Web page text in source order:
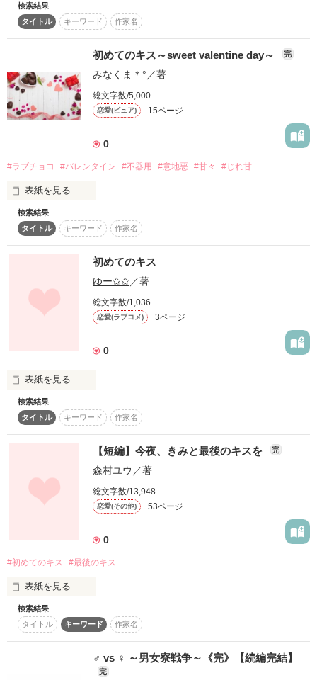
2012.11.25　完結
作品を読む
作品を読む
＼　梅村美優、人生の大ピンチ！！！　／
大大好きな彼氏から「目、閉じて？」って言われました。
シチュエーション：満点。
彼の顔の良さ：プライスレス。
――ただひとつの問題は、私の口内が【カレーパン】なこと。
ねぇ、誰か教えて。初キスの思い出が「スパイスたっぷり辛
口」って女子高生としてどうなの――！？
夢見がちなヒロインの、必死すぎるファーストキス回避（？）
脳内爆走コメディ！
✿❀✿❀✿❀✿❀✿
検索結果
タイトル
キーワード 作家名
初めてのキス～sweet valentine day～ 完
みなくま＊°／著
総文字数/5,000
恋愛(ピュア) 15ページ
0
#ラブチョコ #バレンタイン #不器用 #意地悪 #甘々 #じれ甘
表紙を見る
✼••┈┈••✼••┈┈••✼••┈┈••✼••┈┈••✼
私だけに意地悪な彼
けれど、そんなあなたに恋をしました。
私の気持ち、受け取ってくれますか？
*⑅︎୨୧┈︎┈︎┈︎┈︎┈︎┈︎┈┈︎┈︎┈︎┈︎┈︎୨୧⑅︎*
好きなのに素直になれない女の子
山口 楓 (やまぐち かえで)
意地悪で素直になれない男の子
相原 涼 (あいはら りょう)
*⑅︎୨୧┈︎┈︎┈︎┈︎┈︎┈︎┈┈︎┈︎┈︎┈︎┈︎୨୧⑅︎*
「浮かれた顔して歩いてるとこけるぞ」
「あ、あんたこそ！」
検索結果
タイトル
キーワード 作家名
初めてのキス
ゆー✩ ✩／著
総文字数/1,036
恋愛(ラブコメ) 3ページ
0
表紙を見る
              みなさんこんにちは‼︎
みなさんは自分のファーストキスを覚えていますか？
ファーストキスってなかなか忘れられなくてやっぱり大好きな
人としたいですよね♩
キスをされる瞬間やドキドキなどが
きっとこの小説で味わえると思います♡♡
検索結果
タイトル
キーワード 作家名
【短編】今夜、きみと最後のキスを 完
森村ユウ ／著
総文字数/13,948
恋愛(その他) 53ページ
0
#初めてのキス #最後のキス
表紙を見る
ﾟ･*:.｡..｡.:*･゜ﾟ･*:.｡. .｡.:*･ﾟ
月のように　星のように
検索結果
タイトル
キーワード 作家名
♂ vs ♀ ～男女寮戦争～《完》【続編完結】
完